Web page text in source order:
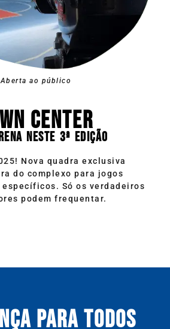
Aberta ao público
CENTER
NESTE 3ª EDIÇÃO
Nova quadra exclusiva
do complexo para jogos
Só os verdadeiros
podem frequentar.
PARA TODOS